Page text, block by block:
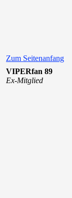
Zum Seitenanfang
VIPERfan 89
Ex-Mitglied